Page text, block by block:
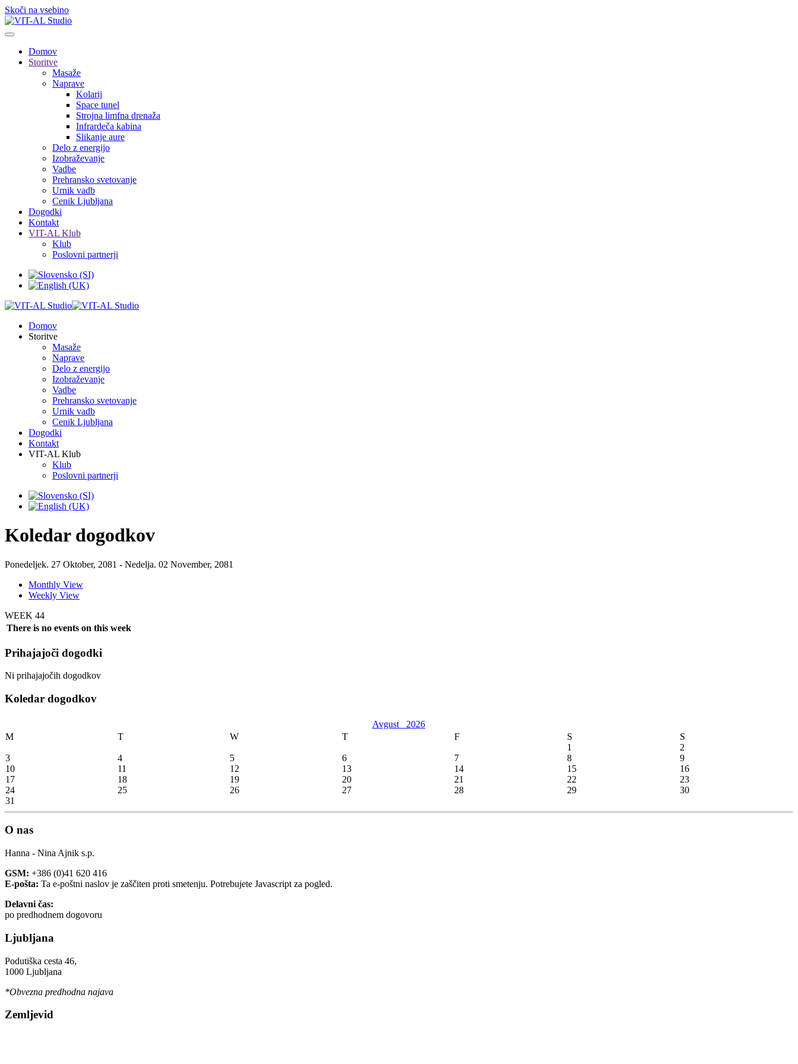
Skoči na vsebino
Domov
Storitve
Masaže
Naprave
Kolarij
Space tunel
Strojna limfna drenaža
Infrardeča kabina
Slikanje aure
Delo z energijo
Izobraževanje
Vadbe
Prehransko svetovanje
Urnik vadb
Cenik Ljubljana
Dogodki
Kontakt
VIT-AL Klub
Klub
Poslovni partnerji
Domov
Storitve
Masaže
Naprave
Delo z energijo
Izobraževanje
Vadbe
Prehransko svetovanje
Urnik vadb
Cenik Ljubljana
Dogodki
Kontakt
VIT-AL Klub
Klub
Poslovni partnerji
Koledar dogodkov
Ponedeljek. 27 Oktober, 2081 - Nedelja. 02 November, 2081
Monthly View
Weekly View
WEEK 44
There is no events on this week
Prihajajoči dogodki
Ni prihajajočih dogodkov
Koledar dogodkov
Avgust 2026
M
T W T F S
S
1
2
3
4 5 6 7 8
9
10
11 12 13 14 15
16
17
18 19 20 21 22
23
24
25 26 27 28 29
30
31
O nas
Hanna - Nina Ajnik s.p.
GSM: +386 (0)41 620 416
E-pošta: Ta e-poštni naslov je zaščiten proti smetenju. Potrebujete Javascript za pogled.
Delavni čas:
po predhodnem dogovoru
Ljubljana
Podutiška cesta 46,
1000 Ljubljana
*Obvezna predhodna najava
Zemljevid